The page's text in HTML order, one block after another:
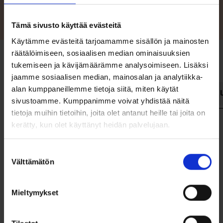
Tämä sivusto käyttää evästeitä
Käytämme evästeitä tarjoamamme sisällön ja mainosten
räätälöimiseen, sosiaalisen median ominaisuuksien
tukemiseen ja kävijämäärämme analysoimiseen. Lisäksi
jaamme sosiaalisen median, mainosalan ja analytiikka-
alan kumppaneillemme tietoja siitä, miten käytät
sivustoamme. Kumppanimme voivat yhdistää näitä
tietoja muihin tietoihin, joita olet antanut heille tai joita on
kerätty, kun olet käyttänyt heidän palvelujaan.
valinta
Välttämätön
Mieltymykset
Tekniset tiedot Vakiovarusteet Lisävarusteet
Pituus
Leveys 1,48 m
20 cm
105 kg
Henkilöluku 4